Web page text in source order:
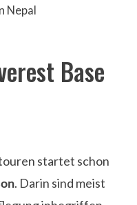
Nepal
Base
startet schon
. Darin sind meist